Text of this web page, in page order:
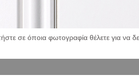
σε όποια φωτογραφία θέλετε για να